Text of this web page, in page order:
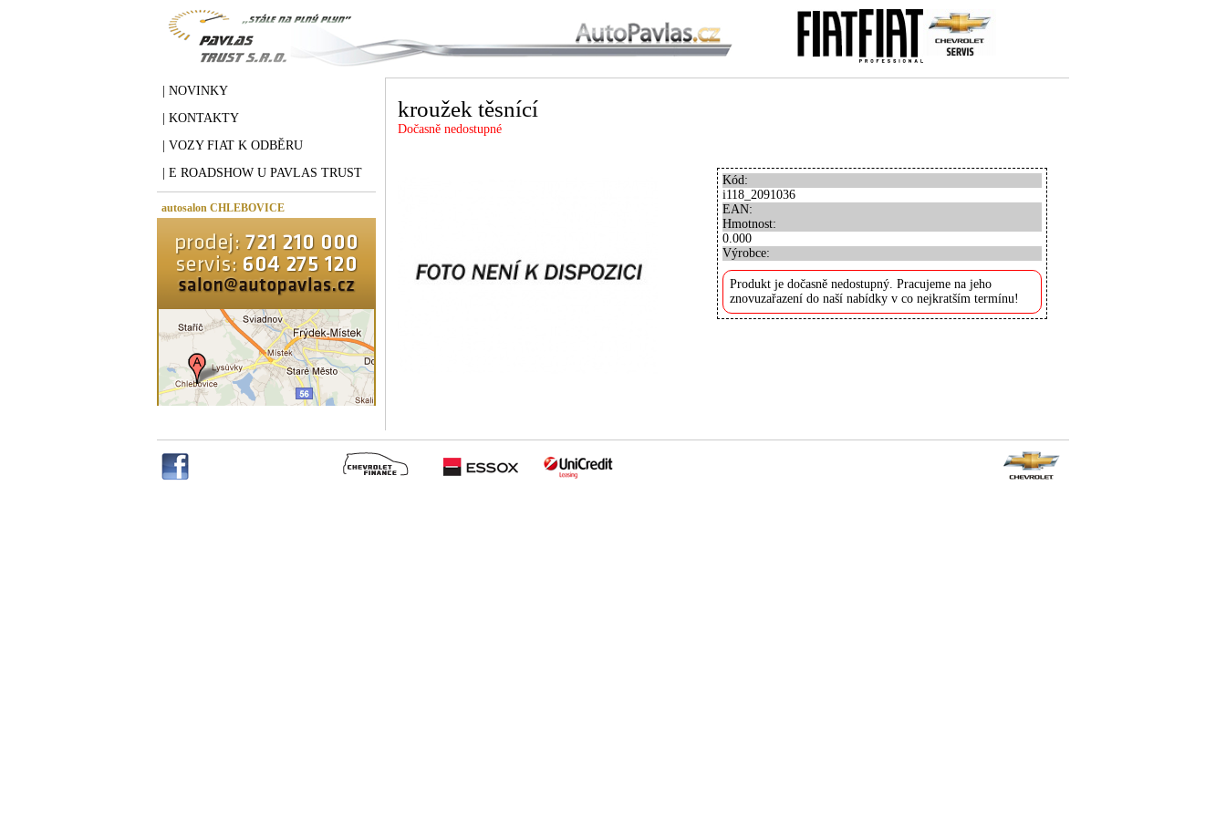
| NOVINKY
| KONTAKTY
| VOZY FIAT K ODBĚRU
| E ROADSHOW U PAVLAS TRUST
autosalon CHLEBOVICE
kroužek těsnící
Dočasně nedostupné
Kód:
i118_2091036
EAN:
Hmotnost:
0.000
Výrobce:
Produkt je dočasně nedostupný. Pracujeme na jeho
znovuzařazení do naší nabídky v co nejkratším termínu!